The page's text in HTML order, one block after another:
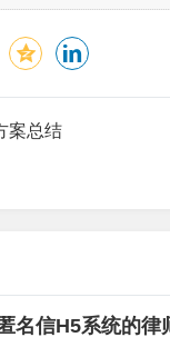
案总结
名信H5系统的